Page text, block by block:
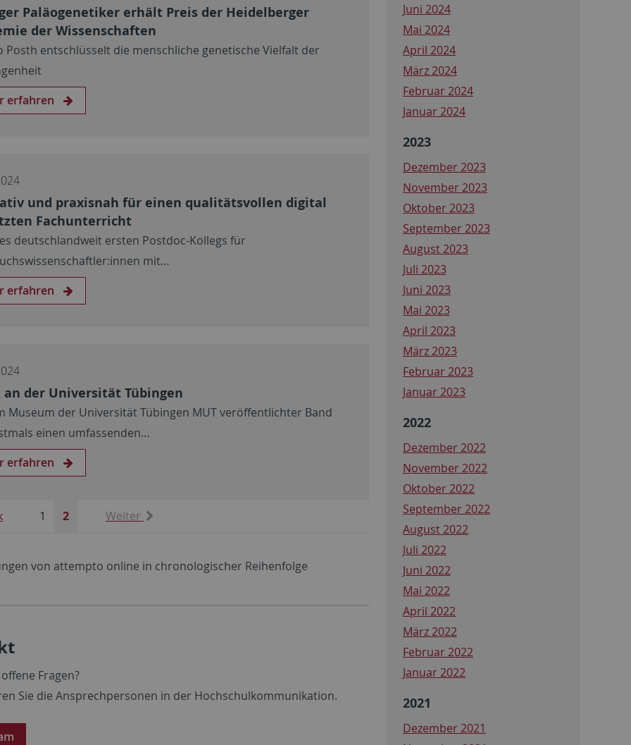
Paläogenetiker erhält Preis der Heidelberger
der Wissenschaften
Posth entschlüsselt die menschliche genetische Vielfalt der
erfahren
und praxisnah für einen qualitätsvollen digital
Fachunterricht
deutschlandweit ersten Postdoc-Kollegs für
mit…
erfahren
an der Universität Tübingen
Museum der Universität Tübingen MUT veröffentlichter Band
einen umfassenden…
erfahren
1 2 Weiter
von attempto online in chronologischer Reihenfolge
Fragen?
Sie die Ansprechpersonen in der Hochschulkommunikation.
Juni 2024
Mai 2024
April 2024
März 2024
Februar 2024
Januar 2024
2023
Dezember 2023
November 2023
Oktober 2023
September 2023
August 2023
Juli 2023
Juni 2023
Mai 2023
April 2023
März 2023
Februar 2023
Januar 2023
2022
Dezember 2022
November 2022
Oktober 2022
September 2022
August 2022
Juli 2022
Juni 2022
Mai 2022
April 2022
März 2022
Februar 2022
Januar 2022
2021
Dezember 2021